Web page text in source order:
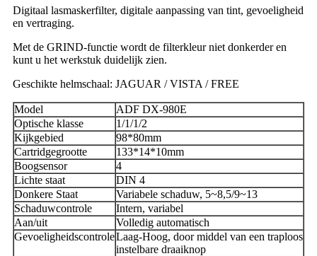
Digitaal lasmaskerfilter, digitale aanpassing van tint, gevoeligheid
en vertraging.
Met de GRIND-functie wordt de filterkleur niet donkerder en
kunt u het werkstuk duidelijk zien.
Geschikte helmschaal: JAGUAR / VISTA / FREE
Model
ADF DX-980E
Optische klasse
1/1/1/2
Kijkgebied
98*80mm
Cartridgegrootte
133*14*10mm
Boogsensor
4
Lichte staat
DIN 4
Donkere Staat
Variabele schaduw, 5~8,5/9~13
Schaduwcontrole
Intern, variabel
Aan/uit
Volledig automatisch
GevoeligheidscontroleLaag-Hoog, door middel van een traploos
instelbare draaiknop